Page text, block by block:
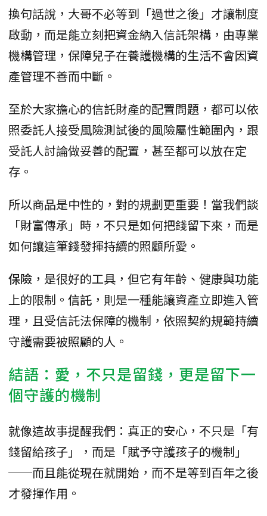
換句話說，大哥不必等到「過世之後」才讓制度
啟動，而是能立刻把資金納入信託架構，由專業
機構管理，保障兒子在養護機構的生活不會因資
產管理不善而中斷。
至於大家擔心的信託財產的配置問題，都可以依
照委託人接受風險測試後的風險屬性範圍內，跟
受託人討論做妥善的配置，甚至都可以放在定
存。
所以商品是中性的，對的規劃更重要！當我們談
「財富傳承」時，不只是如何把錢留下來，而是
如何讓這筆錢發揮持續的照顧所愛。
保險 ，是很好的工具，但它有年齡、健康與功能
上的限制。 信託 ，則是一種能讓資產立即進入管
理，且受信託法保障的機制，依照契約規範持續
守護需要被照顧的人。
結語：愛，不只是留錢，更是留下一
個守護的機制
就像這故事提醒我們：真正的安心，不只是「有
錢留給孩子」，而是「賦予守護孩子的機制」
──而且能從現在就開始，而不是等到百年之後
才發揮作用。